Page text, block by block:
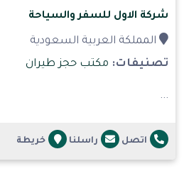
شركة الاول للسفر والسياحة
المملكة العربية السعودية
تصنيفات: مكتب حجز طيران
...
اتصل راسلنا خريطة